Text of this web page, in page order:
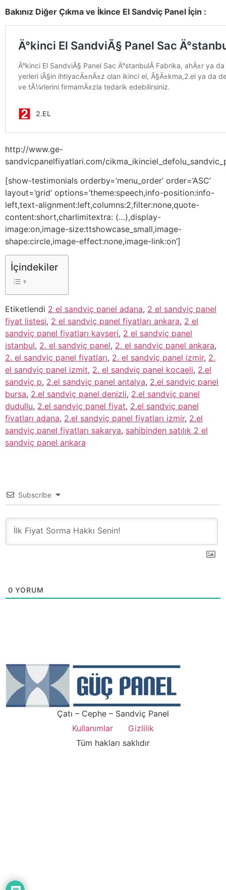
Bakınız Diğer Çıkma ve İkince El Sandviç Panel İçin :
http://www.ge-
sandvicpanelfiyatlari.com/
[show-testimonials orderby=’menu_order’ order=’ASC’
layout=’grid’ options=’theme:speech,info-position:info-
left,text-alignment:left,columns:2,filter:none,quote-
content:short,charlimitextra: (…),display-
image:on,image-size:ttshowcase_small,image-
shape:circle,image-effect:none,image-link:on’]
İçindekiler
Etiketlendi 2 el sandviç panel adana, 2 el sandviç panel
fiyat listesi, 2 el sandviç panel fiyatları ankara, 2 el
sandviç panel fiyatları kayseri, 2 el sandviç panel
istanbul, 2. el sandviç panel, 2. el sandviç panel ankara,
2. el sandviç panel fiyatları, 2. el sandviç panel izmir, 2.
el sandviç panel izmit, 2. el sandviç panel kocaeli, 2.el
sandviç p, 2.el sandviç panel antalya, 2.el sandviç panel
bursa, 2.el sandviç panel denizli, 2.el sandviç panel
dudullu, 2.el sandviç panel fiyat, 2.el sandviç panel
fiyatları adana, 2.el sandviç panel fiyatları izmir, 2.el
sandviç panel fiyatları sakarya, sahibinden satılık 2 el
sandviç panel ankara
Subscribe
0 YORUM
Çatı – Cephe – Sandviç Panel
Kullanımlar
Gizlilik
Tüm hakları saklıdır